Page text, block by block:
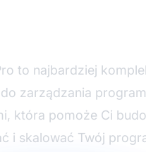
to najbardziej
zarządzania
która pomoże Ci
i skalować Twój